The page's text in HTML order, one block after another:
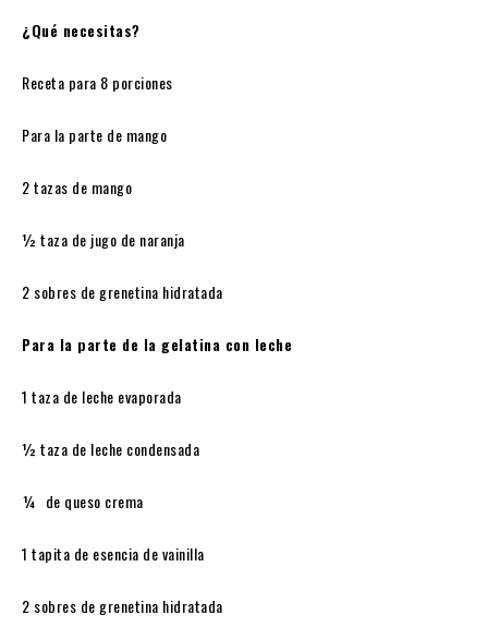
¿Qué necesitas?
Receta para 8 porciones
Para la parte de mango
2 tazas de mango
½ taza de jugo de naranja
2 sobres de grenetina hidratada
Para la parte de la gelatina con leche
1 taza de leche evaporada
½ taza de leche condensada
¼ de queso crema
1 tapita de esencia de vainilla
2 sobres de grenetina hidratada